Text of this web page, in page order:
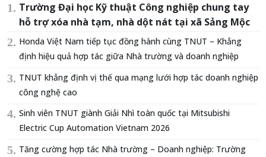
Trường Đại học Kỹ thuật Công nghiệp chung tay
hỗ trợ xóa nhà tạm, nhà dột nát tại xã Sảng Mộc
Honda Việt Nam tiếp tục đồng hành cùng TNUT – Khẳng
định hiệu quả hợp tác giữa Nhà trường và doanh nghiệp
TNUT khẳng định vị thế qua mạng lưới hợp tác doanh nghiệp
công nghệ cao
Sinh viên TNUT giành Giải Nhì toàn quốc tại Mitsubishi
Electric Cup Automation Vietnam 2026
Tăng cường hợp tác Nhà trường – Doanh nghiệp: Trường